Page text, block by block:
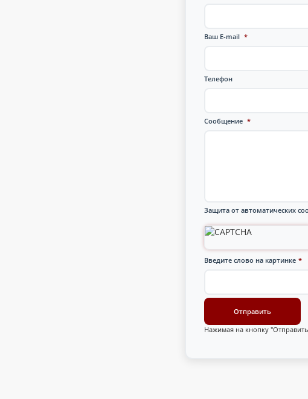
Ваш E-mail *
Телефон
Сообщение *
Защита от автоматических
Введите слово на картинке *
Нажимая на кнопку